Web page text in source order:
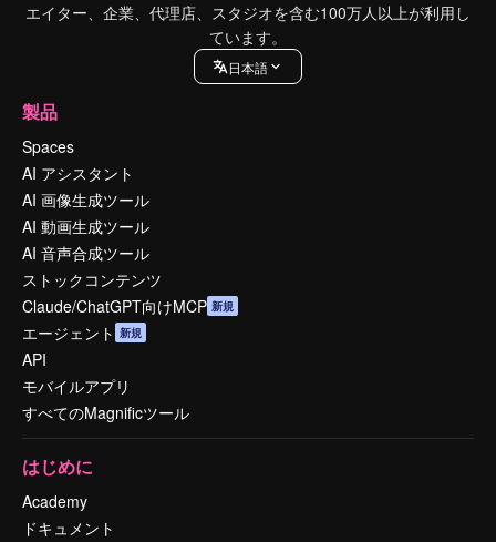
エイター、企業、代理店、スタジオを含む100万人以上が利用し
ています。
日本語
製品
Spaces
AI アシスタント
AI 画像生成ツール
AI 動画生成ツール
AI 音声合成ツール
ストックコンテンツ
Claude/ChatGPT向けMCP 新規
エージェント 新規
API
モバイルアプリ
すべてのMagnificツール
はじめに
Academy
ドキュメント